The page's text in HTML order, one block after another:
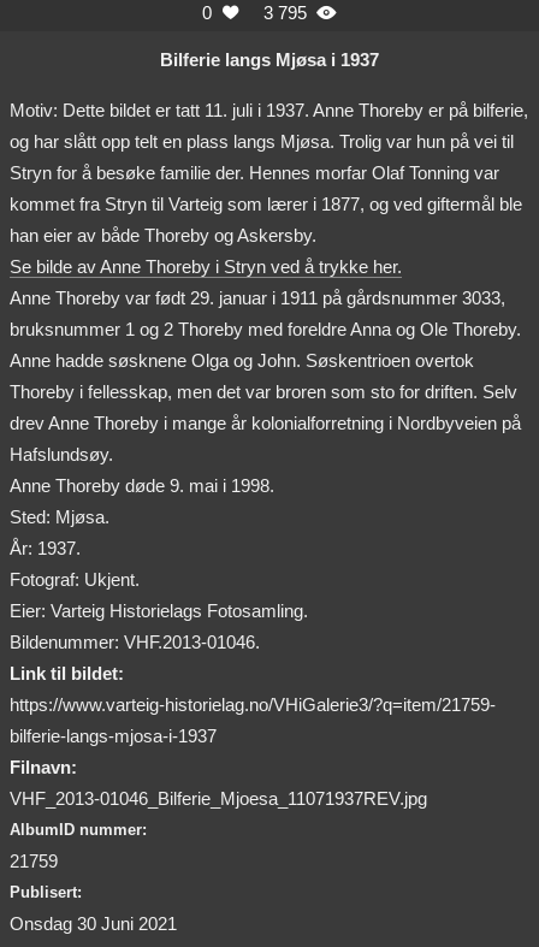
0  3 795 
Bilferie langs Mjøsa i 1937
Motiv: Dette bildet er tatt 11. juli i 1937. Anne Thoreby er på bilferie,
og har slått opp telt en plass langs Mjøsa. Trolig var hun på vei til
Stryn for å besøke familie der. Hennes morfar Olaf Tonning var
kommet fra Stryn til Varteig som lærer i 1877, og ved giftermål ble
han eier av både Thoreby og Askersby.
Se bilde av Anne Thoreby i Stryn ved å trykke her.
Anne Thoreby var født 29. januar i 1911 på gårdsnummer 3033,
bruksnummer 1 og 2 Thoreby med foreldre Anna og Ole Thoreby.
Anne hadde søsknene Olga og John. Søskentrioen overtok
Thoreby i fellesskap, men det var broren som sto for driften. Selv
drev Anne Thoreby i mange år kolonialforretning i Nordbyveien på
Hafslundsøy.
Anne Thoreby døde 9. mai i 1998.
Sted: Mjøsa.
År: 1937.
Fotograf: Ukjent.
Eier: Varteig Historielags Fotosamling.
Bildenummer: VHF.2013-01046.
Link til bildet:
https://www.varteig-historielag.no/VHiGalerie3/?q=item/21759-
bilferie-langs-mjosa-i-1937
Filnavn:
VHF_2013-01046_Bilferie_Mjoesa_11071937REV.jpg
AlbumID nummer:
21759
Publisert:
Onsdag 30 Juni 2021